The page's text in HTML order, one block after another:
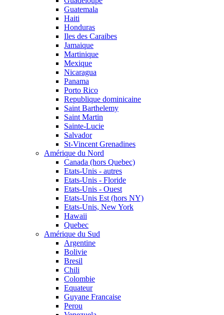
Guatemala
Haiti
Honduras
Iles des Caraibes
Jamaique
Martinique
Mexique
Nicaragua
Panama
Porto Rico
Republique dominicaine
Saint Barthelemy
Saint Martin
Sainte-Lucie
Salvador
St-Vincent Grenadines
Amérique du Nord
Canada (hors Quebec)
Etats-Unis - autres
Etats-Unis - Floride
Etats-Unis - Ouest
Etats-Unis Est (hors NY)
Etats-Unis, New York
Hawaii
Quebec
Amérique du Sud
Argentine
Bolivie
Bresil
Chili
Colombie
Equateur
Guyane Francaise
Perou